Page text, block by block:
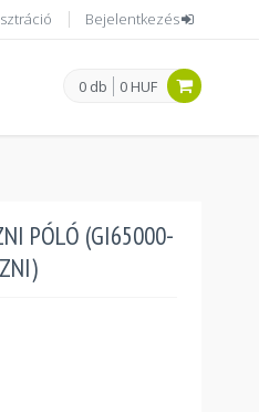
Bejelentkezés
0 db 0 HUF
PÓLÓ (GI65000-